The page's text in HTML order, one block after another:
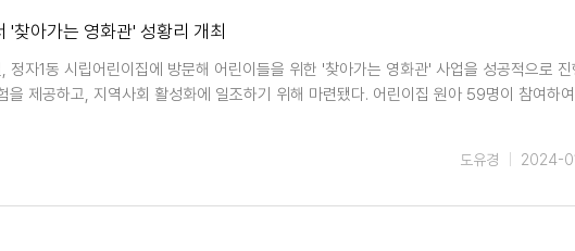
'찾아가는 영화관' 성황리 개최
자1동 시립어린이집에 방문해 어린이들을 위한 '찾아가는 영화관' 사업을 성공적으로 진
을 제공하고, 지역사회 활성화에 일조하기 위해 마련됐다. 어린이집 원아 59명이 참여하
2024-
도유경